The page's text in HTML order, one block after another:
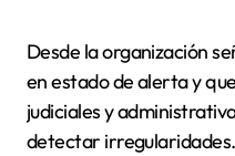
Desde la organización
en estado de alerta y
judiciales y
detectar irregularidades.